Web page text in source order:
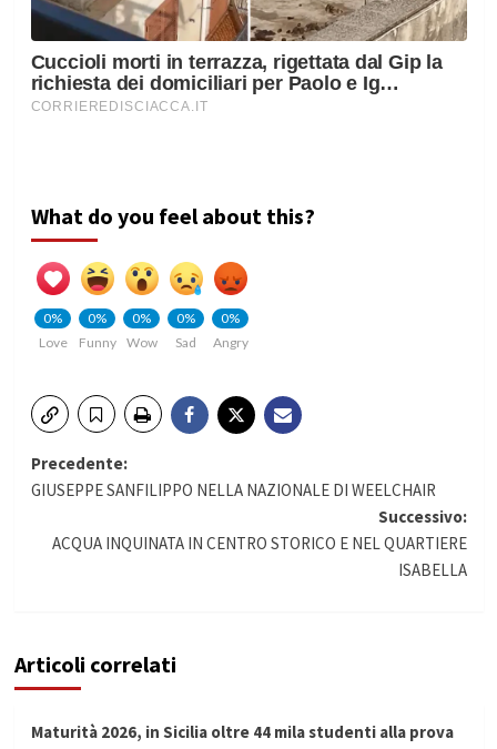
What do you feel about this?
0%
Love
0%
Funny
0%
Wow
0%
Sad
0%
Angry
Navigazione
Precedente:
GIUSEPPE SANFILIPPO NELLA NAZIONALE DI WEELCHAIR
Successivo:
ACQUA INQUINATA IN CENTRO STORICO E NEL QUARTIERE
ISABELLA
Articoli correlati
Maturità 2026, in Sicilia oltre 44 mila studenti alla prova